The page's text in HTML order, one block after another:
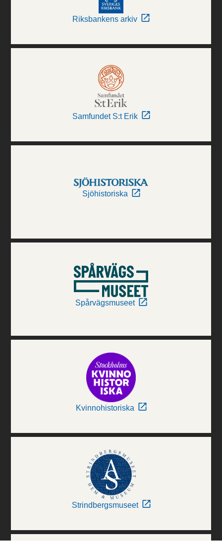
Riksbankens arkiv
Samfundet S:t Erik
Sjöhistoriska
Spårvägsmuseet
Kvinnohistoriska
Strindbergsmuseet